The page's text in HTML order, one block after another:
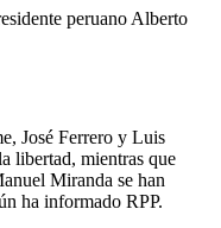
peruano Alberto
José Ferrero y Luis
libertad, mientras que
Miranda se han
ha informado RPP.